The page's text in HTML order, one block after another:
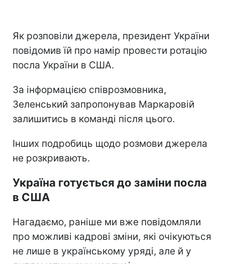
Як розповіли джерела, президент України
повідомив їй про намір провести ротацію
посла України в США.
За інформацією співрозмовника,
Зеленський запропонував Маркаровій
залишитись в команді після цього.
Інших подробиць щодо розмови джерела
не розкривають.
Україна готується до заміни посла
в США
Нагадаємо, раніше ми вже повідомляли
про можливі кадрові зміни, які очікуються
не лише в українському уряді, але й у